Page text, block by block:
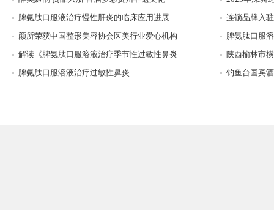
脾氨肽口服液治疗慢性肝炎的临床应用进展
连锁品牌入
颜所荣获中国整形美容协会医美行业爱心机构
脾氨肽口服
解读《脾氨肽口服溶液治疗季节性过敏性鼻炎
陕西榆林市
脾氨肽口服溶液治疗过敏性鼻炎
钓鱼台国宾